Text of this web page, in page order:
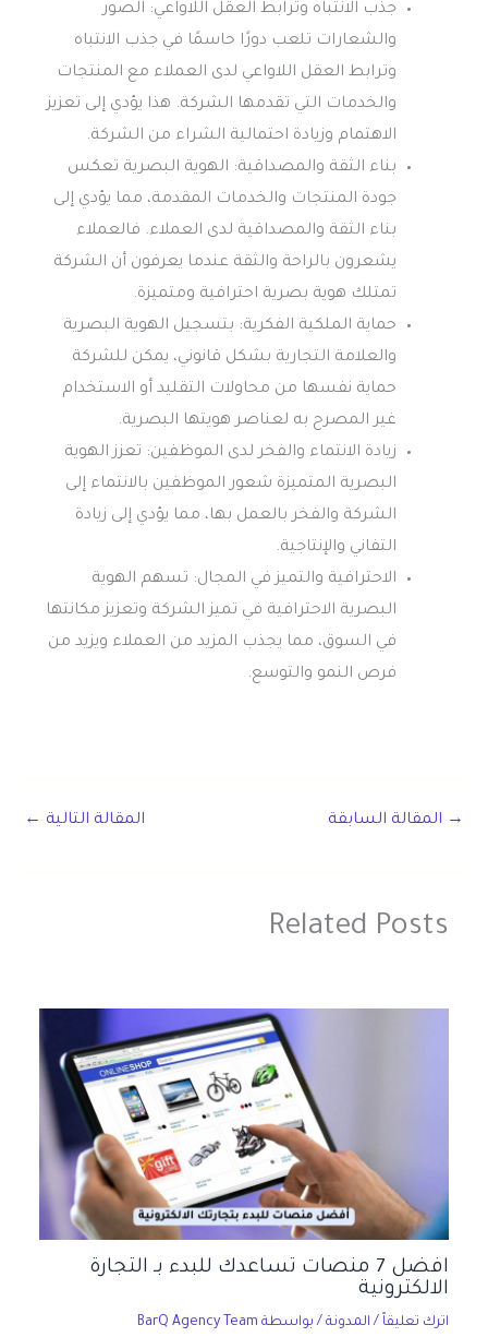
جذب الانتباه وترابط العقل اللاواعي: الصور
والشعارات تلعب دورًا حاسمًا في جذب الانتباه
وترابط العقل اللاواعي لدى العملاء مع المنتجات
والخدمات التي تقدمها الشركة. هذا يؤدي إلى تعزيز
الاهتمام وزيادة احتمالية الشراء من الشركة.
بناء الثقة والمصداقية: الهوية البصرية تعكس
جودة المنتجات والخدمات المقدمة، مما يؤدي إلى
بناء الثقة والمصداقية لدى العملاء. فالعملاء
يشعرون بالراحة والثقة عندما يعرفون أن الشركة
تمتلك هوية بصرية احترافية ومتميزة.
حماية الملكية الفكرية: بتسجيل الهوية البصرية
والعلامة التجارية بشكل قانوني، يمكن للشركة
حماية نفسها من محاولات التقليد أو الاستخدام
غير المصرح به لعناصر هويتها البصرية.
زيادة الانتماء والفخر لدى الموظفين: تعزز الهوية
البصرية المتميزة شعور الموظفين بالانتماء إلى
الشركة والفخر بالعمل بها، مما يؤدي إلى زيادة
التفاني والإنتاجية.
الاحترافية والتميز في المجال: تسهم الهوية
البصرية الاحترافية في تميز الشركة وتعزيز مكانتها
في السوق، مما يجذب المزيد من العملاء ويزيد من
فرص النمو والتوسع.
→ المقالة السابقة المقالة التالية ←
Related Posts
افضل 7 منصات تساعدك للبدء بـ التجارة
الالكترونية
اترك تعليقاً / المدونة / بواسطة BarQ Agency Team